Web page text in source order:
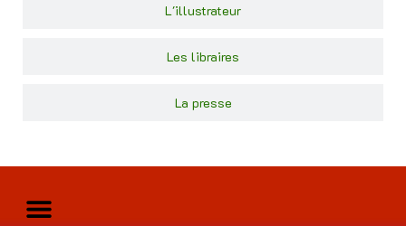
L'illustrateur
Les libraires
La presse